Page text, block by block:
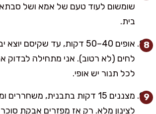
שומשום לעוד טעם של אמא ושל
בית.
אופים 40–50 דקות, עד שקיסם
לכל תנור יש אופי.
מצננים 15 דקות בתבנית,
לצינון מלא. רק אז מפזרים אבקת